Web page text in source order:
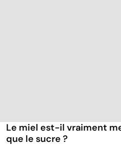
Le miel est-il vraiment
que le sucre ?